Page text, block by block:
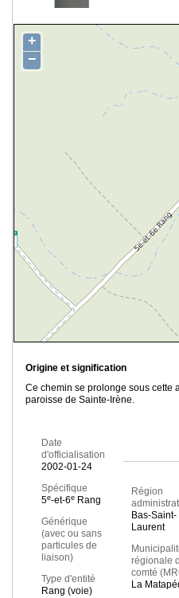
+
−
Origine et signification
Ce chemin se prolonge sous cette
paroisse de Sainte-Irène.
Date
d'officialisation
2002-01-24
Spécifique
5e-et-6e Rang
Générique
(avec ou sans
particules de
liaison)
Type d'entité
Rang (voie)
Région
Bas-Saint-
Laurent
régionale
comté
La